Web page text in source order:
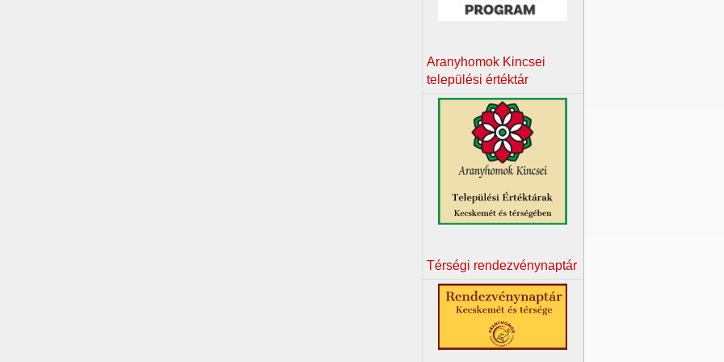
Aranyhomok Kincsei
települési értéktár
Térségi rendezvénynaptár